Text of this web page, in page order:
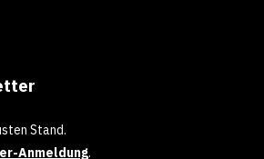
Stand.
Anmeldung.